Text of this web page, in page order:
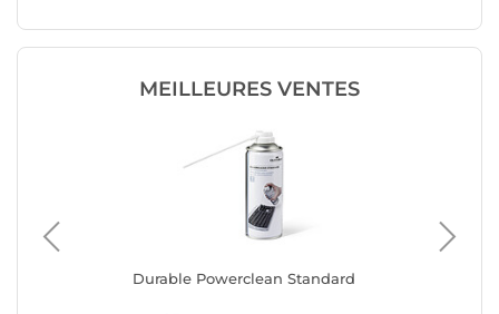
MEILLEURES VENTES
Durable Powerclean Standard